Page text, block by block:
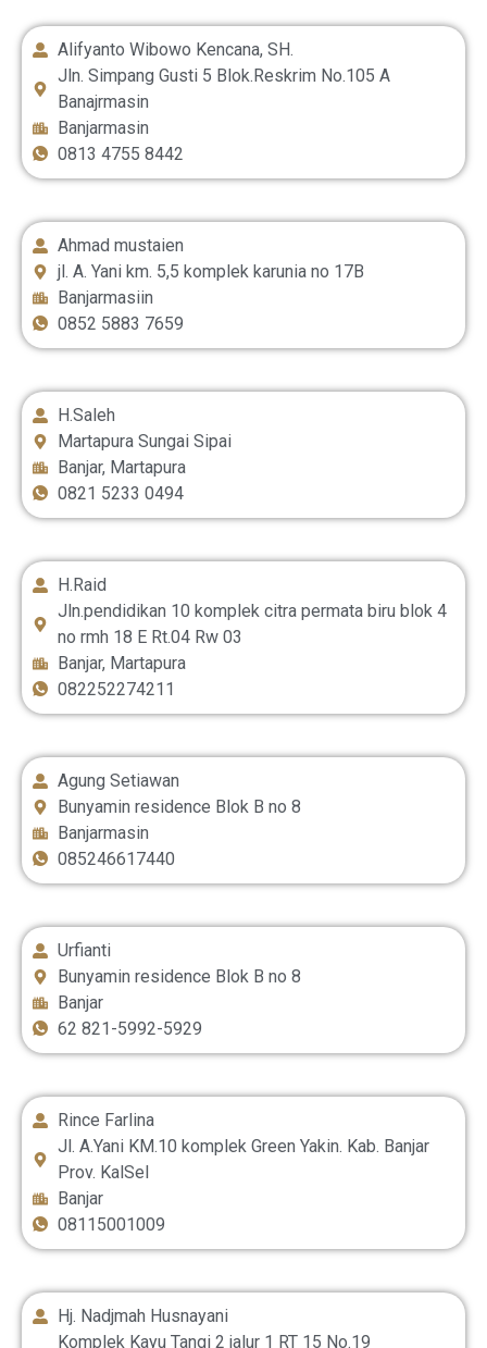
Alifyanto Wibowo Kencana, SH.
Jln. Simpang Gusti 5 Blok.Reskrim No.105 A
Banajrmasin
Banjarmasin
0813 4755 8442
Ahmad mustaien
jl. A. Yani km. 5,5 komplek karunia no 17B
Banjarmasiin
0852 5883 7659
H.Saleh
Martapura Sungai Sipai
Banjar, Martapura
0821 5233 0494
H.Raid
Jln.pendidikan 10 komplek citra permata biru blok 4
no rmh 18 E Rt.04 Rw 03
Banjar, Martapura
082252274211
Agung Setiawan
Bunyamin residence Blok B no 8
Banjarmasin
085246617440
Urfianti
Bunyamin residence Blok B no 8
Banjar
62 821-5992-5929‬
Rince Farlina
Jl. A.Yani KM.10 komplek Green Yakin. Kab. Banjar
Prov. KalSel
Banjar
08115001009
Hj. Nadjmah Husnayani
Komplek Kayu Tangi 2 jalur 1 RT 15 No.19